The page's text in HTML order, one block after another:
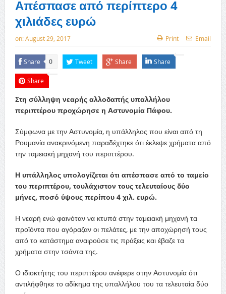
Απέσπασε από περίπτερο 4
χιλιάδες ευρώ
on:August 29, 2017 Print Email
Share 0 Tweet Share Share
Share
Στη σύλληψη νεαρής αλλοδαπής υπαλλήλου
περιπτέρου προχώρησε η Αστυνομία Πάφου.
Σύμφωνα με την Αστυνομία, η υπάλληλος που είναι από τη
Ρουμανία ανακρινόμενη παραδέχτηκε ότι έκλεψε χρήματα από
την ταμειακή μηχανή του περιπτέρου.
Η υπάλληλος υπολογίζεται ότι απέσπασε από το ταμείο
του περιπτέρου, τουλάχιστον τους τελευταίους δύο
μήνες, ποσό ύψους περίπου 4 χιλ. ευρώ.
Η νεαρή ενώ φαινόταν να κτυπά στην ταμειακή μηχανή τα
προϊόντα που αγόραζαν οι πελάτες, με την αποχώρησή τους
από το κατάστημα αναιρούσε τις πράξεις και έβαζε τα
χρήματα στην τσάντα της.
Ο ιδιοκτήτης του περιπτέρου ανέφερε στην Αστυνομία ότι
αντιλήφθηκε το αδίκημα της υπαλλήλου του τα τελευταία δύο